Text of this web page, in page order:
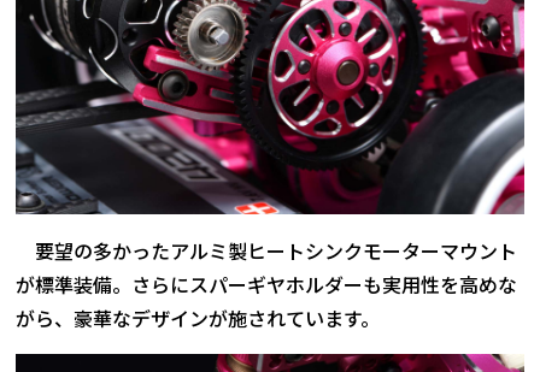
要望の多かったアルミ製ヒートシンクモーターマウント
が標準装備。さらにスパーギヤホルダーも実用性を高めな
がら、豪華なデザインが施されています。